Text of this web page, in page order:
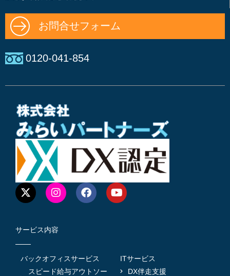
お問合せフォーム
0120-041-854
サービス内容
バックオフィスサービス
スピード給与アウトソー
ITサービス
DX伴走支援